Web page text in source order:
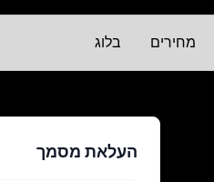
מחירים בלוג
העלאת מסמך